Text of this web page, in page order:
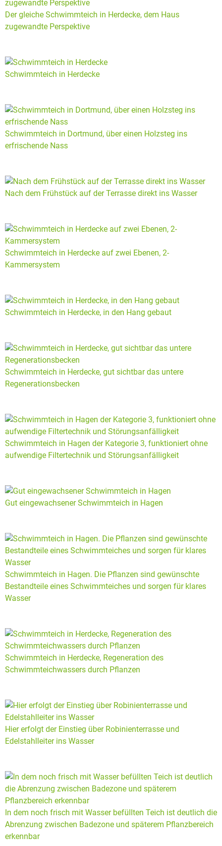
Der gleiche Schwimmteich in Herdecke, dem Haus
zugewandte Perspektive
Schwimmteich in Herdecke
Schwimmteich in Dortmund, über einen Holzsteg ins
erfrischende Nass
Nach dem Frühstück auf der Terrasse direkt ins Wasser
Schwimmteich in Herdecke auf zwei Ebenen, 2-
Kammersystem
Schwimmteich in Herdecke, in den Hang gebaut
Schwimmteich in Herdecke, gut sichtbar das untere
Regenerationsbecken
Schwimmteich in Hagen der Kategorie 3, funktioniert ohne
aufwendige Filtertechnik und Störungsanfälligkeit
Gut eingewachsener Schwimmteich in Hagen
Schwimmteich in Hagen. Die Pflanzen sind gewünschte
Bestandteile eines Schwimmteiches und sorgen für klares
Wasser
Schwimmteich in Herdecke, Regeneration des
Schwimmteichwassers durch Pflanzen
Hier erfolgt der Einstieg über Robinienterrasse und
Edelstahlleiter ins Wasser
In dem noch frisch mit Wasser befüllten Teich ist deutlich die
Abrenzung zwischen Badezone und späterem Pflanzbereich
erkennbar